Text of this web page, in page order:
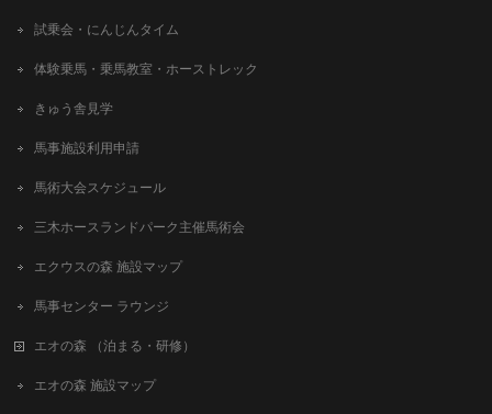
試乗会・にんじんタイム
体験乗馬・乗馬教室・ホーストレック
きゅう舎見学
馬事施設利用申請
馬術大会スケジュール
三木ホースランドパーク主催馬術会
エクウスの森 施設マップ
馬事センター ラウンジ
エオの森 （泊まる・研修）
エオの森 施設マップ